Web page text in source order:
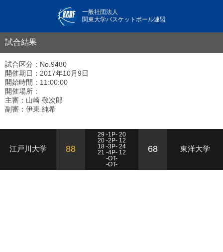
一般社団法人
関東大学バスケットボール連盟
試合結果
試合区分：No.9480
開催期日：2017年10月9日
開始時間：11:00:00
開催場所：
主審：山崎 敬次郎
副審：伊東 純希
江戸川大学 88
29 -1P- 20
20 -2P- 12
18 -3P- 24
21 -4P- 12
-OT-
-OT-
68 東洋大学